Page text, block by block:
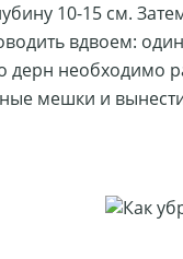
10-15 см.
вдвоем: один
дерн
мешки и